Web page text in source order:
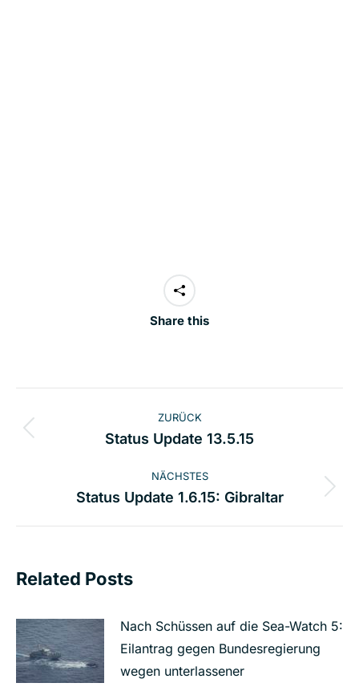
Share this
ZURÜCK
Vorheriger
Status Update 13.5.15
NÄCHSTES
Nächster
Status Update 1.6.15: Gibraltar
Related Posts
Nach Schüssen auf die Sea-Watch 5:
Eilantrag gegen Bundesregierung
wegen unterlassener